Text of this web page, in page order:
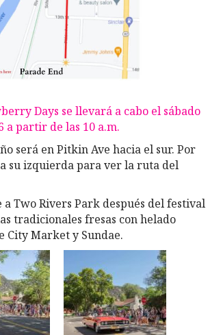
Days se llevará a cabo el sábado
a partir de las 10 a.m.
será en Pitkin Ave hacia el sur. Por
su izquierda para ver la ruta del
Two Rivers Park después del festival
tradicionales fresas con helado
City Market y Sundae.